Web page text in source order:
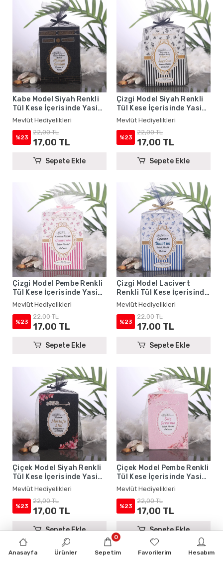
Kabe Model Siyah Renkli
Tül Kese İçerisinde Yasin
Kitabı - Mevlüt
Hediyelikleri
Mevlüt Hediyelikleri
%23
22,00 TL
17,00 TL
Sepete Ekle
Çizgi Model Siyah Renkli
Tül Kese İçerisinde Yasin
Kitabı - Mevlüt
Hediyelikleri
Mevlüt Hediyelikleri
%23
22,00 TL
17,00 TL
Sepete Ekle
Çizgi Model Pembe Renkli
Tül Kese İçerisinde Yasin
Kitabı - Mevlüt
Hediyelikleri
Mevlüt Hediyelikleri
%23
22,00 TL
17,00 TL
Sepete Ekle
Çizgi Model Lacivert
Renkli Tül Kese İçerisinde
Yasin Kitabı - Mevlüt
Hediyelikleri
Mevlüt Hediyelikleri
%23
22,00 TL
17,00 TL
Sepete Ekle
Çiçek Model Siyah Renkli
Tül Kese İçerisinde Yasin
Kitabı - Mevlüt
Hediyelikleri
Mevlüt Hediyelikleri
%23
22,00 TL
17,00 TL
Sepete Ekle
Çiçek Model Pembe Renkli
Tül Kese İçerisinde Yasin
Kitabı - Mevlüt
Hediyelikleri
Mevlüt Hediyelikleri
%23
22,00 TL
17,00 TL
Sepete Ekle
Anasayfa Ürünler Sepetim
0
Favorilerim Hesabım